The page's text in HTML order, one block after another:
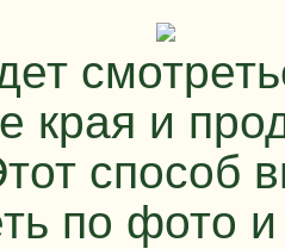
края и
способ
по фото